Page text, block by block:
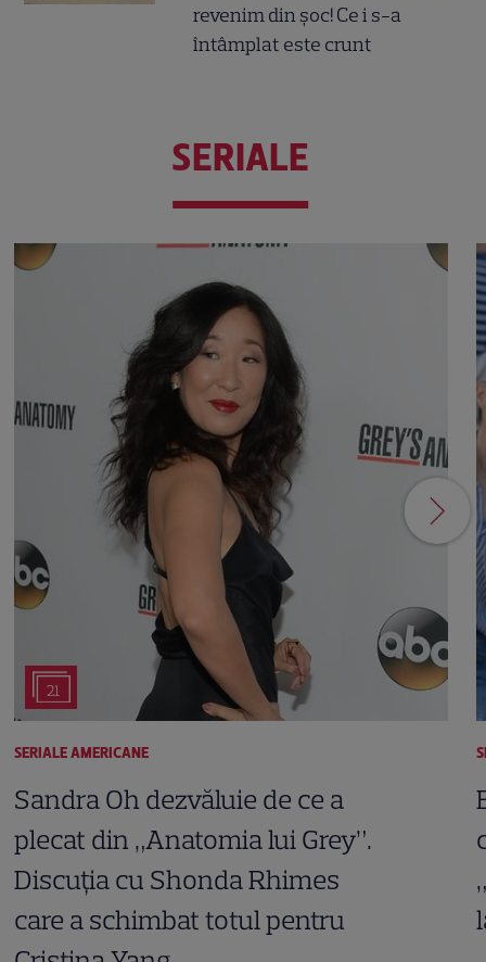
revenim din șoc! Ce i s-a
întâmplat este crunt
SERIALE
21
SERIALE AMERICANE
Sandra Oh dezvăluie de ce a
plecat din „Anatomia lui Grey”.
Discuția cu Shonda Rhimes
care a schimbat totul pentru